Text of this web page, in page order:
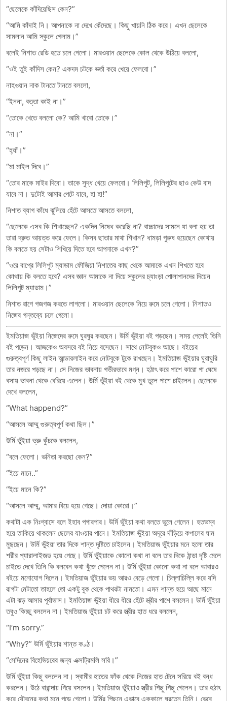
“ছেলেকে কাঁদিয়েছিস কেন?”
“আমি কাঁদাই নি। আপনাকে না দেখে কেঁদেছে। কিছু খায়নি ঠিক করে। এখন ছেলেকে
সামলান আমি স্কুলে গেলাম।”
বলেই নিশাত রেডি হতে চলে গেলো। মারওয়ান ছেলেকে কোল থেকে উঠিয়ে বললো,
“ওই তুই কাঁদিস কেন? একদম চটকে ভর্তা করে খেয়ে ফেলবো।”
নাহওয়ান নাক টানতে টানতে বললো,
“ইননা, বত্তা কাই না।”
“তোকে খেতে বললো কে? আমি খাবো তোকে।”
“না।”
“হ্যাঁ।”
“মা মাইল দিবে।”
“তোর মাকে মাইর দিবো। তাকে সুদ্ধ খেয়ে ফেলবো। লিলিপুট, লিলিপুটের ছাও কেউ বাদ
যাবে না। দুটোই আমার পেটে যাবে, হা হা!”
নিশাত ব্যাগ কাঁধে ঝুলিয়ে হেঁটে আসতে আসতে বললো,
“ছেলেকে এসব কি শিখাচ্ছেন? একদিন নিষেধ করেছি না? বাচ্চাদের সামনে যা বলা হয় তা
তারা দ্রুত আয়ত্ত করে ফেলে। কিসব ছাতার মাথা শিখান? ধামড়া পুরুষ হয়েছেন কোথায়
কি বলতে হয় সেটাও শিখিয়ে দিতে হবে আপনাকে এখন?”
“ওরে বাপ্রে লিলিপুট ম্যাডাম ফৌজিয়া নিশাতের কাছ থেকে আমাকে এখন শিখতে হবে
কোথায় কি বলতে হবে? এসব জ্ঞান আমাকে না দিয়ে স্কুলের চ্যাংড়া পোলাপানদের দিয়েন
লিলিপুট ম্যাডাম।”
নিশাত রাগে গজগজ করতে লাগলো। মারওয়ান ছেলেকে নিয়ে রুমে চলে গেলো। নিশাতও
নিজের গন্তব্যে চলে গেলো।
ইমতিয়াজ ভুঁইয়া নিজেদের রুমে ঘুরঘুর করছেন। উর্মি ভুঁইয়া বই পড়ছেন। সময় পেলেই তিনি
বই পড়েন। আজকেও অবসরে বই নিয়ে বসেছেন। সাথে নোটবুকও আছে। বইয়ের
গুরুত্বপূর্ণ কিছু লাইন আন্ডারলাইন করে নোটবুকে টুকে রাখছেন। ইমতিয়াজ ভুঁইয়ার ঘুরাঘুরি
তার নজরে পড়ছে না। সে নিজের ভাবনায় গভীরভাবে মগ্ন। হঠাৎ করে পাশে কারো গা ঘেষে
বসায় ভাবনা থেকে বেরিয়ে এলেন। উর্মি ভুঁইয়া বই থেকে মুখ তুলে পাশে চাইলেন। ছেলেকে
দেখে বললেন,
“What happend?”
“আসলে আম্মু গুরুত্বপূর্ণ কথা ছিল।”
উর্মি ভুঁইয়া ভ্রু কুঁচকে বললেন,
“বলে ফেলো। ভনিতা করছো কেন?”
“ইয়ে মানে..”
“ইয়ে মানে কি?”
“আসলে আম্মু, আমার বিয়ে হয়ে গেছে। দোয়া কোরো।”
কথাটা এক নিঃশ্বাসে বলে ইহাব পগারপার। উর্মি ভুঁইয়া কথা বলতে ভুলে গেলেন। হতভম্ব
হয়ে তাকিয়ে থাকলেন ছেলের যাওয়ার পানে। ইমতিয়াজ ভুঁইয়া অদূরে দাঁড়িয়ে কপালের ঘাম
মুছছেন। উর্মি ভুঁইয়া তার দিকে শান্ত দৃষ্টিতে চাইলেন। ইমতিয়াজ ভুঁইয়ার মনে হলো তার
শরীর প্যারালাইজড হয়ে গেছে। উর্মি ভুঁইয়াকে কোনো কথা না বলে তার দিকে ঠান্ডা দৃষ্টি মেলে
চাইতে দেখে তিনি কি বলবেন কথা খুঁজে পেলেন না। উর্মি ভুঁইয়া কোনো কথা না বলে আবারও
বইয়ে মনোযোগ দিলেন। ইমতিয়াজ ভুঁইয়ার ভয় আরও বেড়ে গেলো। চিল্লাচিল্লি করে যদি
রাগটা মেটাতো তাহলে তো একটু বুক থেকে পাথরটা নামতো। এমন শান্ত হয়ে আছে মানে
এটা ঝড় আসার পূর্বাভাস। ইমতিয়াজ ভুঁইয়া ধীরে ধীরে হেঁটে স্ত্রীর পাশে বসলেন। উর্মি ভুঁইয়া
তবুও কিচ্ছু বললেন না। ইমতিয়াজ ভুঁইয়া চট করে স্ত্রীর হাত ধরে বললেন,
“I’m sorry.”
“Why?” উর্মি ভুঁইয়ার শান্ত কণ্ঠ।
“সেদিনের বিহেভিয়রের জন্য এক্সট্রিমলি সরি।”
উর্মি ভুঁইয়া কিছু বললেন না। স্বামীর হাতের ফাঁক থেকে নিজের হাত টেনে সরিয়ে বই বন্ধ
করলেন। উঠে বারান্দায় গিয়ে বসলেন। ইমতিয়াজ ভুঁইয়াও স্ত্রীর পিছু পিছু গেলেন। তার হঠাৎ
করে যৌবনের কথা মনে পড়ে গেলো। উর্মির পিছনে এভাবে এককালে ঘুরতেন তিনি। ভেবে